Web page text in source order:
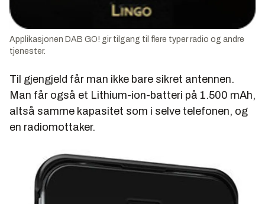
Applikasjonen DAB GO! gir tilgang til flere typer radio og andre
tjenester.
Til gjengjeld får man ikke bare sikret antennen.
Man får også et Lithium-ion-batteri på 1.500 mAh,
altså samme kapasitet som i selve telefonen, og
en radiomottaker.